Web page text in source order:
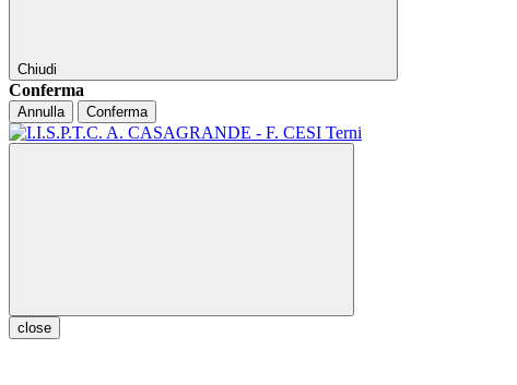
Chiudi
Conferma
Annulla Conferma
close